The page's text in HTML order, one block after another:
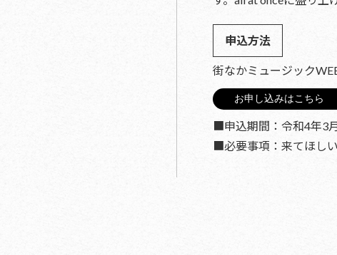
申込方法
街なかミュージック
お申し込みはこちら
■申込期間：令和4年3
■必要事項：来てほし